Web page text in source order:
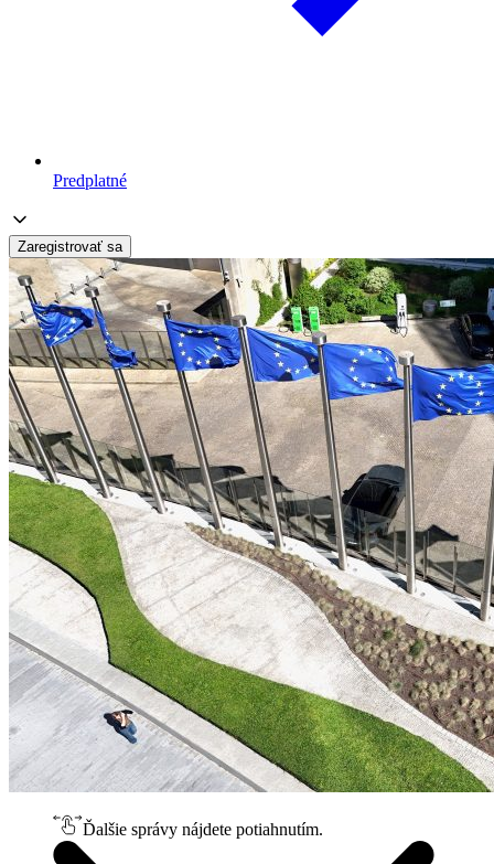
Predplatné
Zaregistrovať sa
Ďalšie správy nájdete potiahnutím.